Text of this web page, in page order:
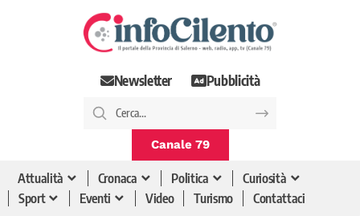
Newsletter Pubblicità
Canale 79
Attualità Cronaca Politica
Curiosità
Sport
Eventi Video Turismo Contattaci